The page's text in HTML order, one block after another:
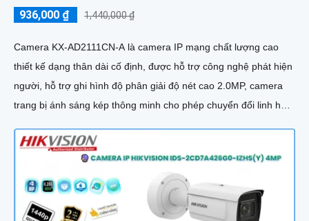
936,000 ₫ 1,440,000 ₫
Camera KX-AD2111CN-A là camera IP mạng chất lượng cao
thiết kế dạng thân dài cố định, được hỗ trợ công nghệ phát hiện
người, hỗ trợ ghi hình độ phân giải độ nét cao 2.0MP, camera
trang bị ánh sáng kép thông minh cho phép chuyển đổi linh hoạt
bảo vệ an ninh ban đêm một cách linh hoạt